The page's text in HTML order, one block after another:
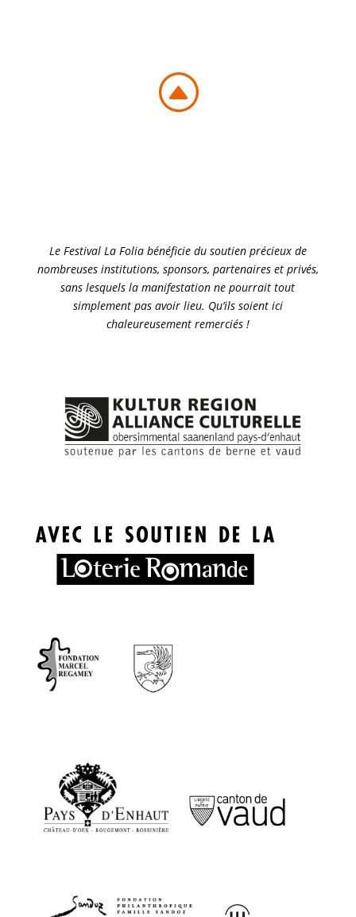
F
Le Festival La Folia bénéficie du soutien précieux de
nombreuses institutions, sponsors, partenaires et privés,
sans lesquels la manifestation ne pourrait tout
simplement pas avoir lieu. Qu’ils soient ici
chaleureusement remerciés !